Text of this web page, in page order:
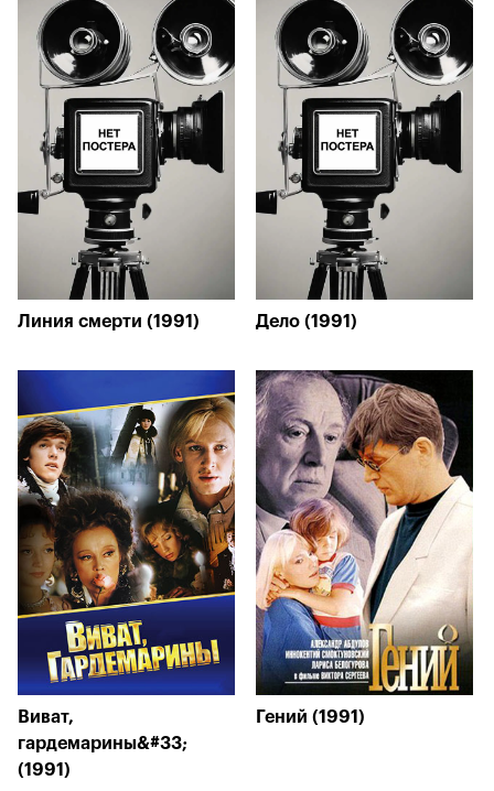
Линия смерти (1991) Дело (1991)
Виват,
гардемарины&#33;
(1991)
Гений (1991)